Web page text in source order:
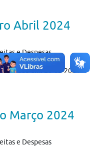
Abril 2024
e Despesas
em:20-05-2024
Março 2024
e Despesas